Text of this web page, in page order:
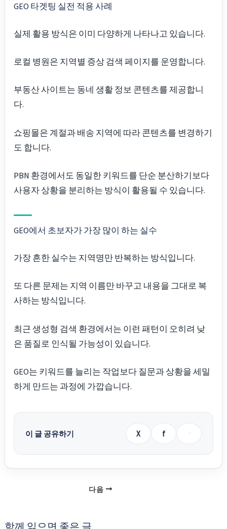
GEO 타겟팅 실전 적용 사례
실제 활용 방식은 이미 다양하게 나타나고 있습니다.
로컬 병원은 지역별 증상 검색 페이지를 운영합니다.
부동산 사이트는 동네 생활 정보 콘텐츠를 제공합니
다.
쇼핑몰은 계절과 배송 지역에 따라 콘텐츠를 변경하기
도 합니다.
PBN 환경에서도 동일한 키워드를 단순 분산하기보다
사용자 상황을 분리하는 방식이 활용될 수 있습니다.
GEO에서 초보자가 가장 많이 하는 실수
가장 흔한 실수는 지역명만 반복하는 방식입니다.
또 다른 문제는 지역 이름만 바꾸고 내용을 그대로 복
사하는 방식입니다.
최근 생성형 검색 환경에서는 이런 패턴이 오히려 낮
은 품질로 인식될 가능성이 있습니다.
GEO는 키워드를 늘리는 작업보다 질문과 상황을 세밀
하게 만드는 과정에 가깝습니다.
이 글 공유하기 X f
다음
함께 읽으면 좋은 글